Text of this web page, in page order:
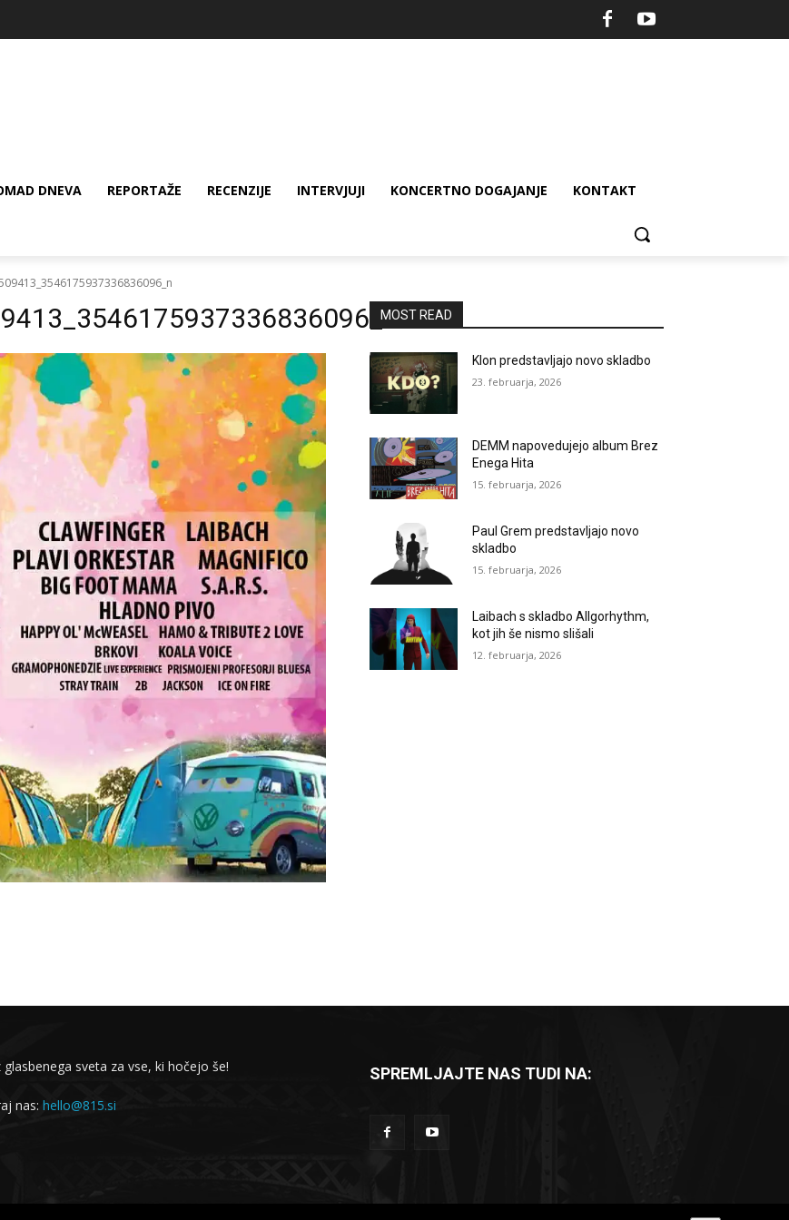
DNEVA REPORTAŽE RECENZIJE INTERVJUJI KONCERTNO DOGAJANJE KONTAKT
MOST READ
Klon predstavljajo novo skladbo
23. februarja, 2026
DEMM napovedujejo album Brez
Enega Hita
15. februarja, 2026
Paul Grem predstavljajo novo
skladbo
15. februarja, 2026
Laibach s skladbo Allgorhythm,
kot jih še nismo slišali
12. februarja, 2026
glasbenega sveta za vse, ki hočejo še!
nas: hello@815.si
SPREMLJAJTE NAS TUDI NA: